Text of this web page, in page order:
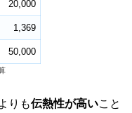
20,000
1,369
50,000
りも伝熱性が高いこと